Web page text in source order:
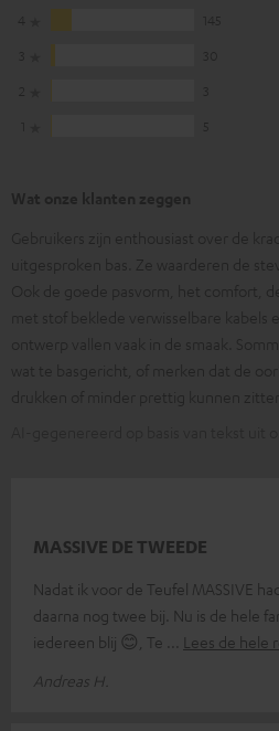
MASSIVE DE TWEEDE
Nadat ik voor de Teufel MASSIVE
daarna nog twee bij. Nu is de hele
iedereen blij 😊, Te
Lees de hele
Andreas H.